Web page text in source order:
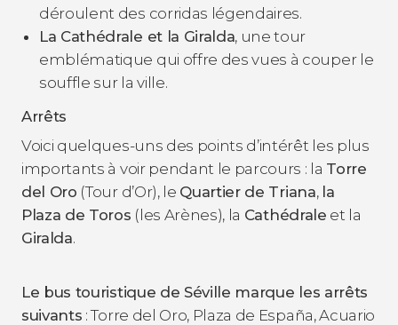
déroulent des corridas légendaires.
La Cathédrale et la Giralda, une tour
emblématique qui offre des vues à couper le
souffle sur la ville.
Arrêts
Voici quelques-uns des points d’intérêt les plus
importants à voir pendant le parcours : la Torre
del Oro (Tour d’Or), le Quartier de Triana, la
Plaza de Toros (les Arènes), la Cathédrale et la
Giralda.
Le bus touristique de Séville marque les arrêts
suivants : Torre del Oro, Plaza de España, Acuario